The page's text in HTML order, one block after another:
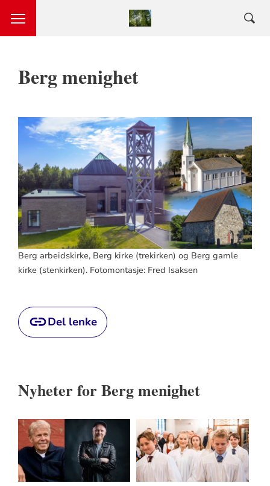
Berg menighet
Berg arbeidskirke, Berg kirke (trekirken) og Berg gamle
kirke (stenkirken). Fotomontasje: Fred Isaksen
Del lenke
Nyheter for Berg menighet